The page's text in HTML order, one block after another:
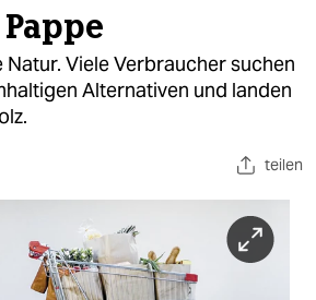
Viele Verbraucher suchen
Alternativen und landen
teilen